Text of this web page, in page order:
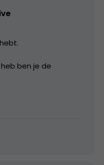
ben je de